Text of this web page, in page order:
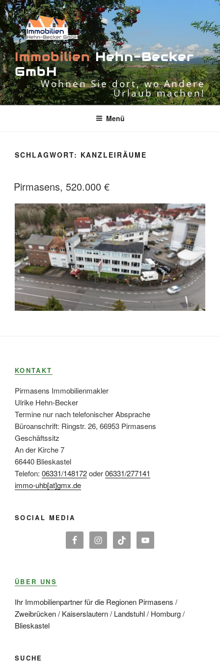
Zum
Inhalt
springen
Immobilien Hehn-Becker
GmbH
Wohnen Sie dort, wo Andere
Urlaub machen!
Menü
SCHLAGWORT: KANZLEIRÄUME
Pirmasens, 520.000 €
KONTAKT
Pirmasens Immobilienmakler
Ulrike Hehn-Becker
Termine nur nach telefonischer Absprache
Büroanschrift: Ringstr. 26, 66953 Pirmasens
Geschäftssitz
An der Kirche 7
66440 Blieskastel
Telefon: 06331/148172oder06331/277141
immo-uhb[at]gmx.de
SOCIAL MEDIA
ÜBER UNS
Ihr Immobilienpartner für die Regionen Pirmasens /
Zweibrücken / Kaiserslautern / Landstuhl / Homburg /
Blieskastel
SUCHE